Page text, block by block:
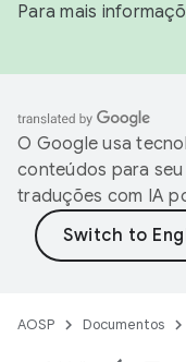
Para mais
O Google usa
conteúdos para
traduções com IA
AOSP Documentos